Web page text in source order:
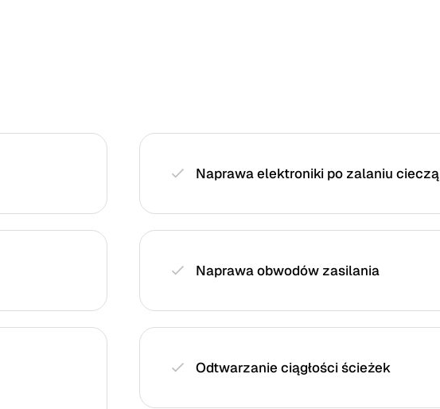
Naprawa elektroniki po zalaniu cieczą
Naprawa obwodów zasilania
Odtwarzanie ciągłości ścieżek